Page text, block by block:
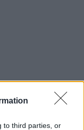
to third parties, or